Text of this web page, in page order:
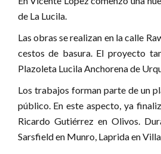
de La Lucila.
Las obras se realizan en la calle
cestos de basura. El proyecto
Plazoleta Lucila Anchorena de
Los trabajos forman parte de un
público. En este aspecto, ya
Ricardo Gutiérrez en Olivos.
Sarsfield en Munro, Laprida en